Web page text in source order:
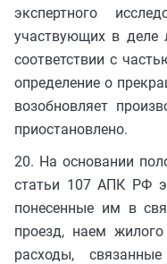
экспертного
участвующих в деле
соответствии с
определение о
возобновляет
приостановлено.
20. На основании
статьи 107 АПК РФ
понесенные им в
проезд, наем
расходы,